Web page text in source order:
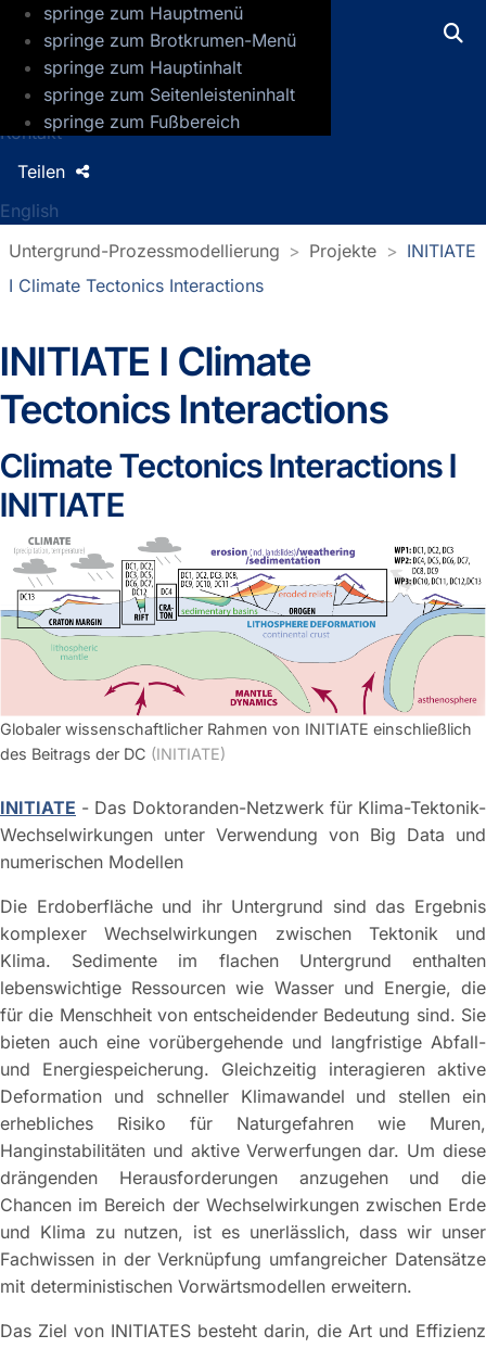
springe zum Hauptmenü
springe zum Brotkrumen-Menü
springe zum Hauptinhalt
springe zum Seitenleisteninhalt
springe zum Fußbereich
GFZ Helmholtz-Zentrum für
Presse
Jobs
Kontakt
English
Teilen
Untergrund-Prozessmodellierung Projekte
INITIATE
I Climate Tectonics Interactions
INITIATE I Climate
Tectonics Interactions
Climate Tectonics Interactions I
INITIATE
Globaler wissenschaftlicher Rahmen von INITIATE einschließlich
des Beitrags der DC (INITIATE)
INITIATE - Das Doktoranden-Netzwerk für Klima-Tektonik-
Wechselwirkungen unter Verwendung von Big Data und
numerischen Modellen
Die Erdoberfläche und ihr Untergrund sind das Ergebnis
komplexer Wechselwirkungen zwischen Tektonik und
Klima. Sedimente im flachen Untergrund enthalten
lebenswichtige Ressourcen wie Wasser und Energie, die
für die Menschheit von entscheidender Bedeutung sind. Sie
bieten auch eine vorübergehende und langfristige Abfall-
und Energiespeicherung. Gleichzeitig interagieren aktive
Deformation und schneller Klimawandel und stellen ein
erhebliches Risiko für Naturgefahren wie Muren,
Hanginstabilitäten und aktive Verwerfungen dar. Um diese
drängenden Herausforderungen anzugehen und die
Chancen im Bereich der Wechselwirkungen zwischen Erde
und Klima zu nutzen, ist es unerlässlich, dass wir unser
Fachwissen in der Verknüpfung umfangreicher Datensätze
mit deterministischen Vorwärtsmodellen erweitern.
Das Ziel von INITIATES besteht darin, die Art und Effizienz